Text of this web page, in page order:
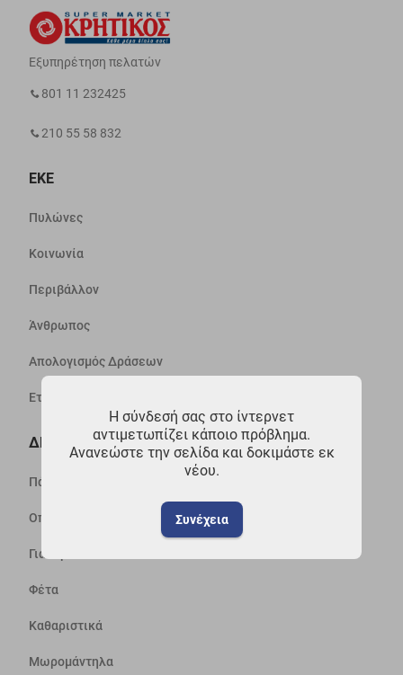
Εξυπηρέτηση πελατών
801 11 232425
210 55 58 832
ΕΚΕ
Πυλώνες
Κοινωνία
Περιβάλλον
Άνθρωπος
Απολογισμός Δράσεων
Εταιρεία
ΔΗΜΟΦΙΛΗ
Πάνες
Οπωροπωλείο - Μαναβική
Γιαούρτια
Φέτα
Καθαριστικά
Μωρομάντηλα
Η σύνδεσή σας στο ίντερνετ
αντιμετωπίζει κάποιο πρόβλημα.
Ανανεώστε την σελίδα και δοκιμάστε εκ
νέου.
Συνέχεια